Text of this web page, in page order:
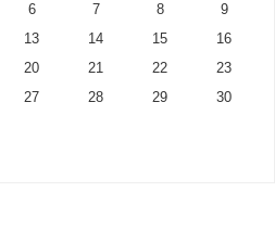
6 7 8
9
13 14 15
16
20 21 22
23
27 28 29
30